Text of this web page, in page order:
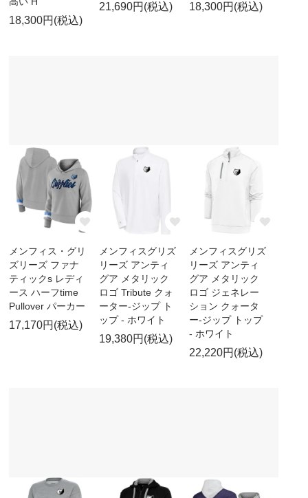
18,300円(税込)
21,690円(税込) 18,300円(税込)
メンフィス・グリ
ズリーズ ファナ
ティックs レディ
ース ハーフtime
Pullover パーカー
17,170円(税込)
メンフィスグリズ
リーズ アンティ
グア メタリック
ロゴ Tribute クォ
ーター-ジップ ト
ップ - ホワイト
19,380円(税込)
メンフィスグリズ
リーズ アンティ
グア メタリック
ロゴ ジェネレー
ション クォータ
ー-ジップ トップ
- ホワイト
22,220円(税込)